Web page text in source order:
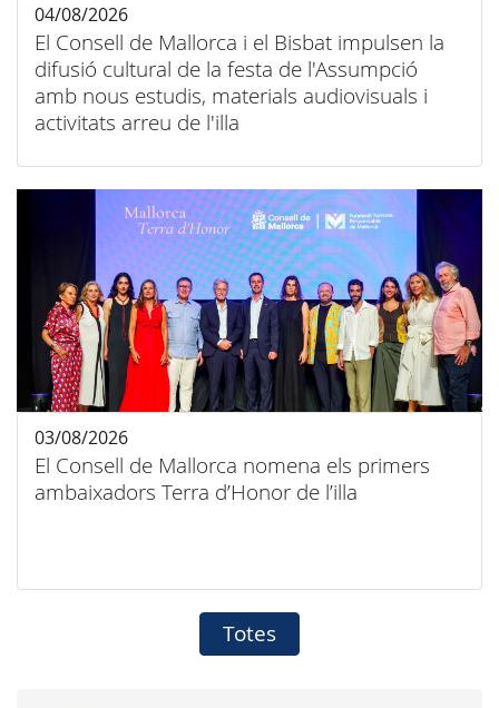
El Consell de Mallorca i el Bisbat impulsen la
difusió cultural de la festa de l'Assumpció
amb nous estudis, materials audiovisuals i
activitats arreu de l'illa
04/08/2026
El Consell de Mallorca nomena els primers
ambaixadors Terra d’Honor de l’illa
03/08/2026
Totes